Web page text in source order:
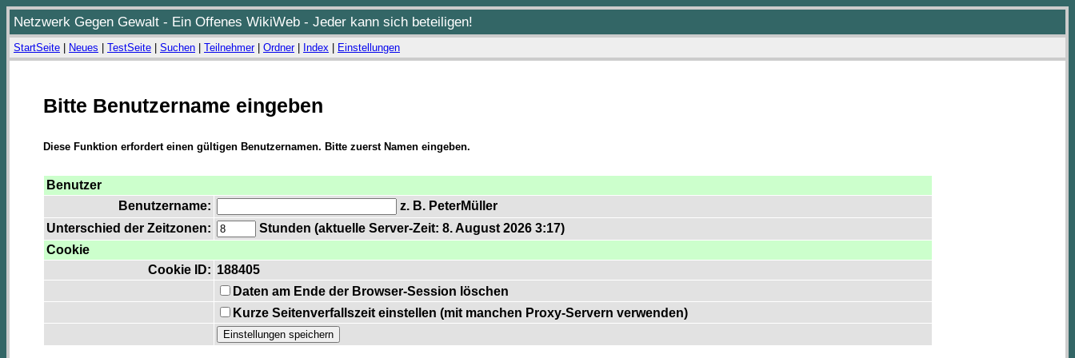
Netzwerk Gegen Gewalt - Ein Offenes WikiWeb - Jeder kann sich beteiligen!
StartSeite Neues TestSeite Suchen Teilnehmer| Ordner| Index Einstellungen
Bitte Benutzername eingeben
Diese Funktion erfordert einen gültigen Benutzernamen. Bitte zuerst Namen eingeben.
Benutzer
Benutzername:
z. B. PeterMüller
Unterschied der Zeitzonen:
Stunden (aktuelle Server-Zeit: 8. August 2026 3:17)
Cookie
Cookie ID: 188405
Daten am Ende der Browser-Session löschen
Kurze Seitenverfallszeit einstellen (mit manchen Proxy-Servern verwenden)